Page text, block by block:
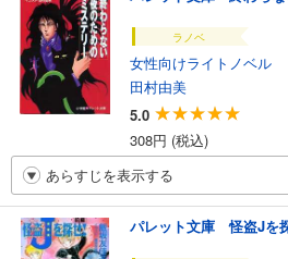
ラノベ
女性向けライトノベル
田村由美
5.0
308円 (税込)
あらすじを表示する
パレット文庫 怪盗Jを